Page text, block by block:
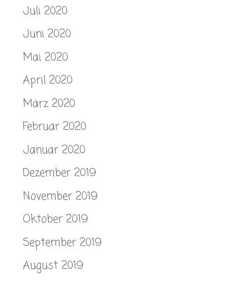
Juli 2020
Juni 2020
Mai 2020
April 2020
März 2020
Februar 2020
Januar 2020
Dezember 2019
November 2019
Oktober 2019
September 2019
August 2019